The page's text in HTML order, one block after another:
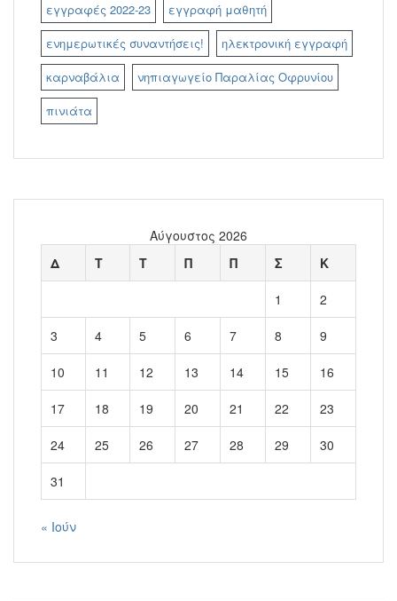
εγγραφές 2022-23
εγγραφή μαθητή
ενημερωτικές συναντήσεις!
ηλεκτρονική εγγραφή
καρναβάλια
νηπιαγωγείο Παραλίας Οφρυνίου
πινιάτα
Αύγουστος 2026
Δ
Τ Τ Π Π Σ Κ
1 2
3 4 5 6 7 8 9
10 11 12 13 14 15 16
17 18 19 20 21 22 23
24 25 26 27 28 29 30
31
« Ιούν